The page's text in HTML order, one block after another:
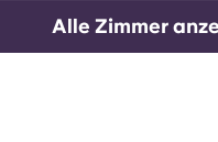
Alle Zimmer